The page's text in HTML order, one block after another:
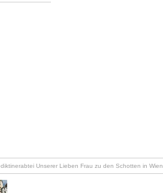
Unserer Lieben Frau zu den Schotten in Wien